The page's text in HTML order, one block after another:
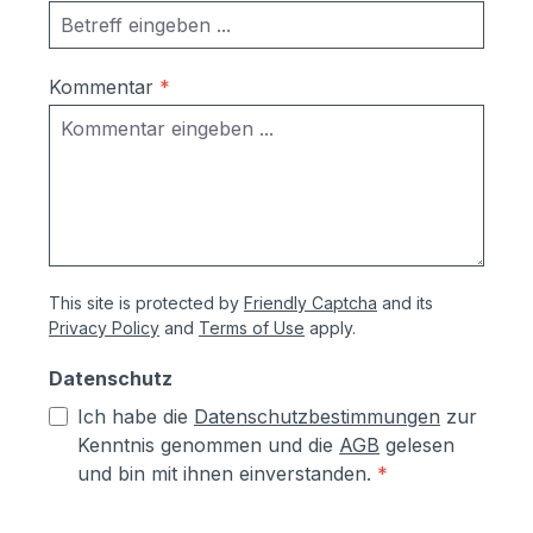
zuverlässigen und flexiblen Partner in
Sachen Briefkästen und
Briefkastenanlagen.Briefkästen werden
bei Max Knobloch bereits seit 1869
hergestellt.Garantie:Auf alle Briefkästen
en (Angaben vom Hersteller):- Kästen aus
sendzimierverzinktem Stahl (verfombar
zusätzlich hoher Aluminiumanteil d.h.
hoher Korrosionsschutz)- Teile aus
sendzimirverzinktem Stahl werden vor
dem Pulverbeschichten Eisen-
Kommentar *
This site is protected by Friendly Captcha and its
Privacy Policy and Terms of Use apply.
Datenschutz
Ich habe die Datenschutzbestimmungen zur
Kenntnis genommen und die AGB gelesen
und bin mit ihnen einverstanden. *